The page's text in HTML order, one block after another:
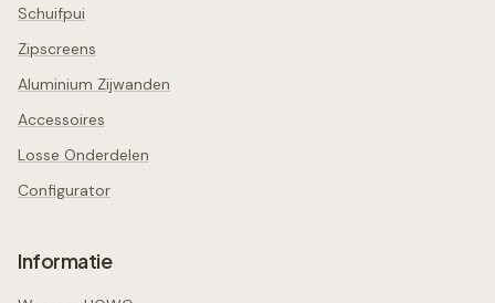
Schuifpui
Zipscreens
Aluminium Zijwanden
Accessoires
Losse Onderdelen
Configurator
Informatie